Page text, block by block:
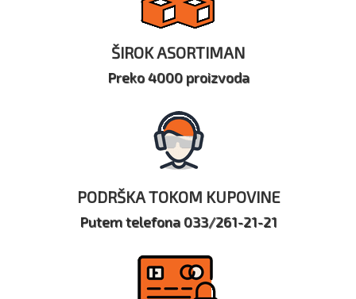
ŠIROK ASORTIMAN
Preko 4000 proizvoda
PODRŠKA TOKOM KUPOVINE
Putem telefona 033/261-21-21